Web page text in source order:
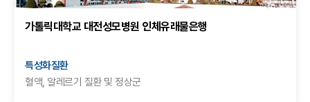
가톨릭대학교 대전성모병원 인체유래물은행
특성화질환
혈액, 알레르기 질환 및 정상군